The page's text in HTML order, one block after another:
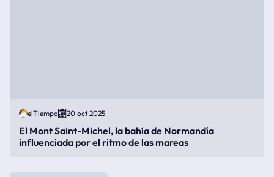
elTiempo 20 oct 2025
El Mont Saint-Michel, la bahía de Normandía
influenciada por el ritmo de las mareas